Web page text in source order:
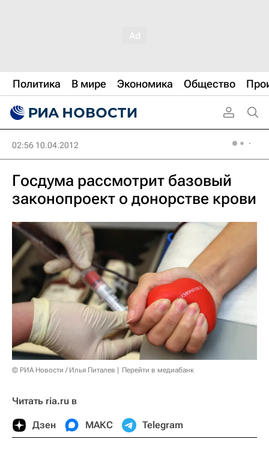
Политика В мире Экономика Общество
02:56 10.04.2012
Госдума рассмотрит базовый
законопроект о донорстве крови
© РИА Новости / Илья Питалев Перейти в медиабанк
Читать ria.ru в
Дзен МАКС Telegram